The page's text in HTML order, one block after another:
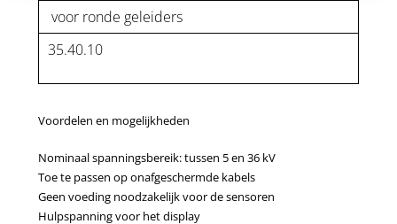
voor ronde geleiders
35.40.10
Voordelen en mogelijkheden
Nominaal spanningsbereik: tussen 5 en 36 kV
Toe te passen op onafgeschermde kabels
Geen voeding noodzakelijk voor de sensoren
Hulpspanning voor het display